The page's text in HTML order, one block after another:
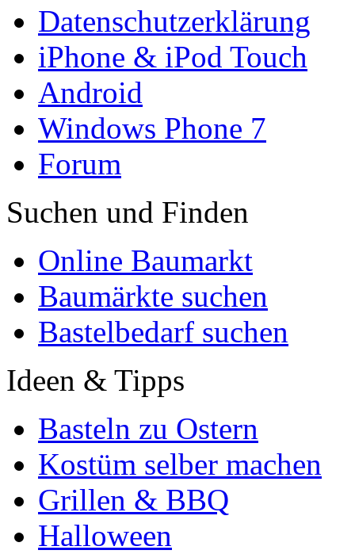
Datenschutzerklärung
iPhone & iPod Touch
Android
Windows Phone 7
Forum
Suchen und Finden
Online Baumarkt
Baumärkte suchen
Bastelbedarf suchen
Ideen & Tipps
Basteln zu Ostern
Kostüm selber machen
Grillen & BBQ
Halloween